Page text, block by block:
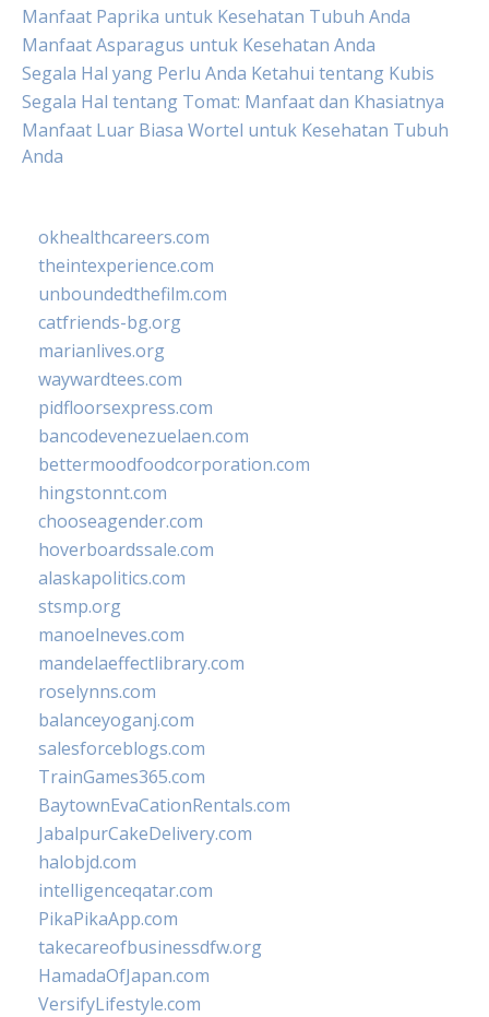
Manfaat Paprika untuk Kesehatan Tubuh Anda
Manfaat Asparagus untuk Kesehatan Anda
Segala Hal yang Perlu Anda Ketahui tentang Kubis
Segala Hal tentang Tomat: Manfaat dan Khasiatnya
Manfaat Luar Biasa Wortel untuk Kesehatan Tubuh
Anda
okhealthcareers.com
theintexperience.com
unboundedthefilm.com
catfriends-bg.org
marianlives.org
waywardtees.com
pidfloorsexpress.com
bancodevenezuelaen.com
bettermoodfoodcorporation.com
hingstonnt.com
chooseagender.com
hoverboardssale.com
alaskapolitics.com
stsmp.org
manoelneves.com
mandelaeffectlibrary.com
roselynns.com
balanceyoganj.com
salesforceblogs.com
TrainGames365.com
BaytownEvaCationRentals.com
JabalpurCakeDelivery.com
halobjd.com
intelligenceqatar.com
PikaPikaApp.com
takecareofbusinessdfw.org
HamadaOfJapan.com
VersifyLifestyle.com